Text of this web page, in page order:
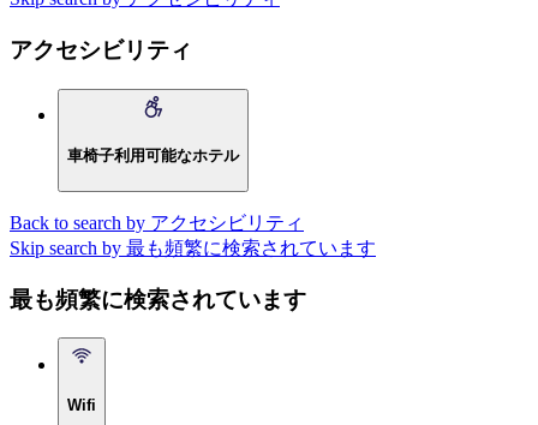
アクセシビリティ
車椅子利用可能なホテル
Back to search by アクセシビリティ
Skip search by 最も頻繁に検索されています
最も頻繁に検索されています
Wifi